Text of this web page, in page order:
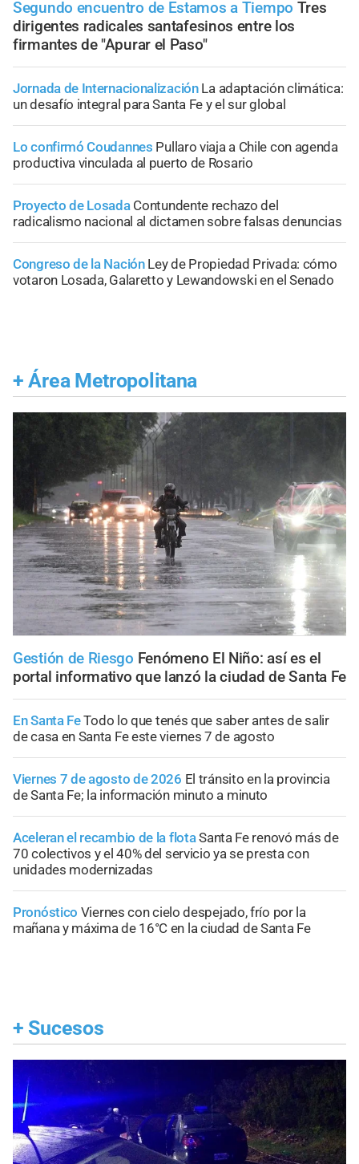
Segundo encuentro de Estamos a Tiempo Tres
dirigentes radicales santafesinos entre los
firmantes de "Apurar el Paso"
Jornada de Internacionalización La adaptación climática:
un desafío integral para Santa Fe y el sur global
Lo confirmó Coudannes Pullaro viaja a Chile con agenda
productiva vinculada al puerto de Rosario
Proyecto de Losada Contundente rechazo del
radicalismo nacional al dictamen sobre falsas denuncias
Congreso de la Nación Ley de Propiedad Privada: cómo
votaron Losada, Galaretto y Lewandowski en el Senado
+ Área Metropolitana
Gestión de Riesgo Fenómeno El Niño: así es el
portal informativo que lanzó la ciudad de Santa Fe
En Santa FeTodo lo que tenés que saber antes de salir
de casa en Santa Fe este viernes 7 de agosto
Viernes 7 de agosto de 2026 El tránsito en la provincia
de Santa Fe; la información minuto a minuto
Aceleran el recambio de la flotaSanta Fe renovó más de
70 colectivos y el 40% del servicio ya se presta con
unidades modernizadas
Pronóstico Viernes con cielo despejado, frío por la
mañana y máxima de 16°C en la ciudad de Santa Fe
+ Sucesos